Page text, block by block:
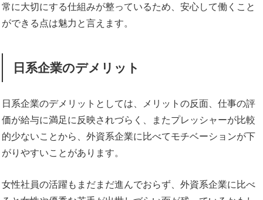
常に大切にする仕組みが整っているため、安心して働くこと
ができる点は魅力と言えます。
日系企業のデメリット
日系企業のデメリットとしては、メリットの反面、仕事の評
価が給与に満足に反映されづらく、またプレッシャーが比較
的少ないことから、外資系企業に比べてモチベーションが下
がりやすいことがあります。
女性社員の活躍もまだまだ進んでおらず、外資系企業に比べ